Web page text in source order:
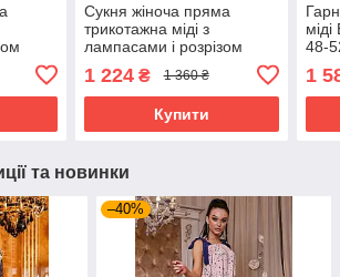
Сукня жіноча пряма
трикотажна міді з
лампасами і розрізом
збоку 44-54 разміри фуме
1 224₴ 1 360 ₴
Купити
48-
1
та новинки
–40%